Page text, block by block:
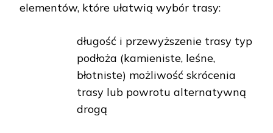
elementów, które ułatwią wybór trasy:
długość i przewyższenie trasy typ
podłoża (kamieniste, leśne,
błotniste) możliwość skrócenia
trasy lub powrotu alternatywną
drogą